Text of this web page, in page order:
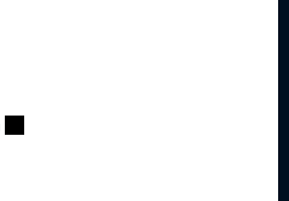
Karriere